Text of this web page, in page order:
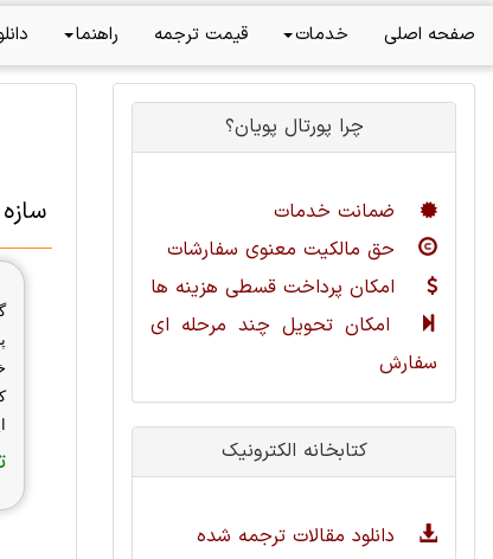
صفحه اصلی خدمات قیمت ترجمه راهنما
سازه
چرا پورتال پویان؟
ضمانت خدمات
حق مالکیت معنوی سفارشات
امکان پرداخت قسطی هزینه ها
امکان تحویل چند مرحله ای
سفارش
کتابخانه الکترونیک
دانلود مقالات ترجمه شده